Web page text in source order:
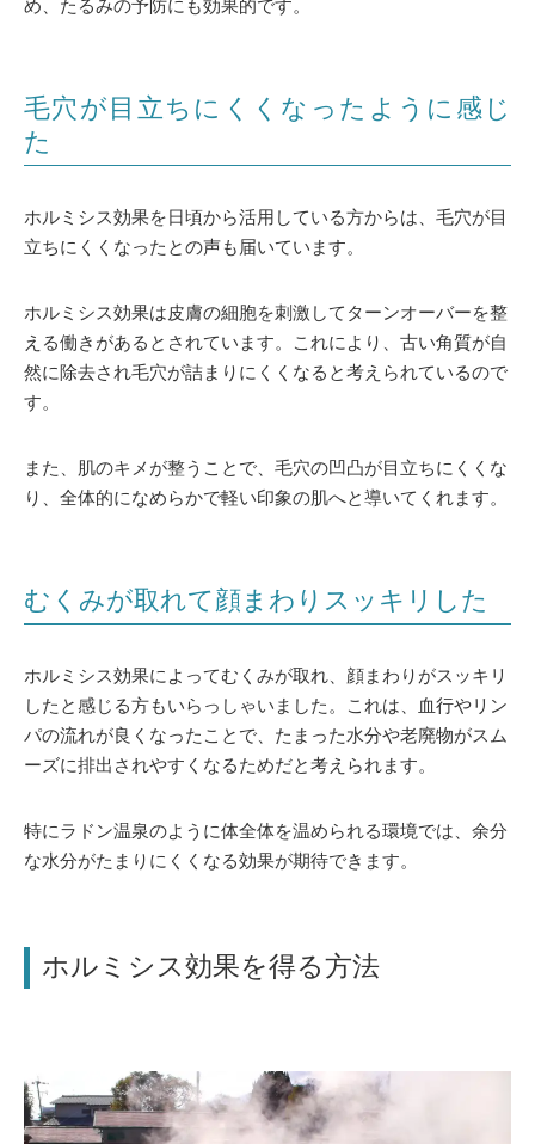
め、たるみの予防にも効果的です。
毛穴が目立ちにくくなったように感じ
た
ホルミシス効果を日頃から活用している方からは、毛穴が目
立ちにくくなったとの声も届いています。
ホルミシス効果は皮膚の細胞を刺激してターンオーバーを整
える働きがあるとされています。これにより、古い角質が自
然に除去され毛穴が詰まりにくくなると考えられているので
す。
また、肌のキメが整うことで、毛穴の凹凸が目立ちにくくな
り、全体的になめらかで軽い印象の肌へと導いてくれます。
むくみが取れて顔まわりスッキリした
ホルミシス効果によってむくみが取れ、顔まわりがスッキリ
したと感じる方もいらっしゃいました。これは、血行やリン
パの流れが良くなったことで、たまった水分や老廃物がスム
ーズに排出されやすくなるためだと考えられます。
特にラドン温泉のように体全体を温められる環境では、余分
な水分がたまりにくくなる効果が期待できます。
ホルミシス効果を得る方法